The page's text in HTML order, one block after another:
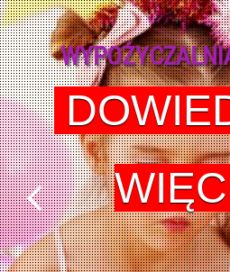
Wypożyczalnia strojów
Regulamin
Galeria
Kontakt